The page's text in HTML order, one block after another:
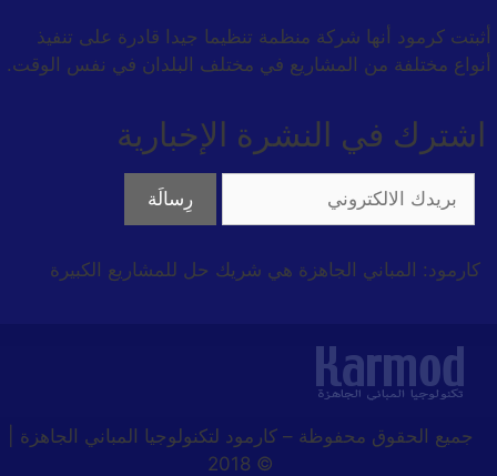
أثبتت كرمود أنها شركة منظمة تنظيما جيدا قادرة على تنفيذ
أنواع مختلفة من المشاريع في مختلف البلدان في نفس الوقت.
اشترك في النشرة الإخبارية
كارمود: المباني الجاهزة هي شريك حل للمشاريع الكبيرة
جميع الحقوق محفوظة –كارمود لتكنولوجيا المباني الجاهزة |
© 2018